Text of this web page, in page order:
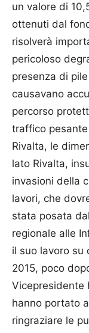
un valore di
ottenuti dal
risolverà
pericoloso
presenza di
causavano
percorso
traffico pesante
Rivalta, le
lato Rivalta,
invasioni della
lavori, che
stata posata
regionale alle
il suo lavoro su
2015, poco
Vicepresidente
hanno portato
ringraziare le